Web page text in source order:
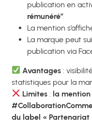
publication en
rémunéré”
La mention
La marque peut
publication via
Avantages :
statistiques pour la
Limites : la
du label « Partenariat